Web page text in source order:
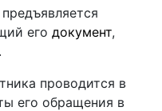
его документ,
проводится в
его обращения в